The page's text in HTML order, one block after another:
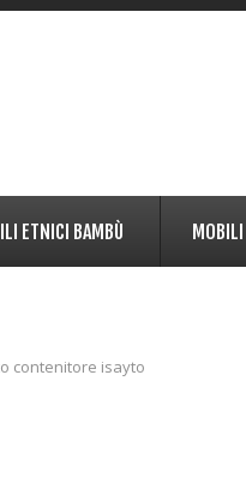
ETNICI BAMBÙ MOBILI
contenitore isayto